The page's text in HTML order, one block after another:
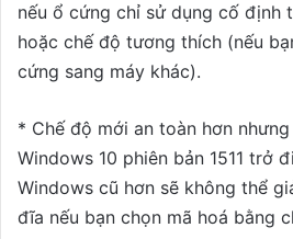
nếu ổ cứng chỉ sử dụng cố định
hoặc chế độ tương thích (nếu
cứng sang máy khác).
* Chế độ mới an toàn hơn
Windows 10 phiên bản 1511 trở
Windows cũ hơn sẽ không thể
đĩa nếu bạn chọn mã hoá bằng